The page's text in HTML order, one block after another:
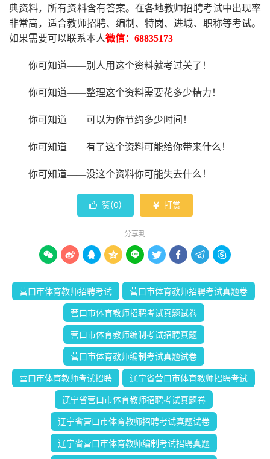
典资料，所有资料含有答案。在各地教师招聘考试中出现率
非常高，适合教师招聘、编制、特岗、进城、职称等考试。
如果需要可以联系本人微信： 68835173
你可知道——别人用这个资料就考过关了！
你可知道——整理这个资料需要花多少精力 ！
你可知道——可以为你节约多少时间！
你可知道——有了这个资料可能给你带来什么！
你可知道——没这个资料你可能失去什么 ！
 赞(0)  打赏
分享到
        
营口市体育教师招聘考试 营口市体育教师招聘考试真题卷
营口市体育教师招聘考试真题试卷
营口市体育教师编制考试招聘真题
营口市体育教师编制考试真题试卷
营口市体育教师考试招聘 辽宁省营口市体育教师招聘考试
辽宁省营口市体育教师招聘考试真题卷
辽宁省营口市体育教师招聘考试真题试卷
辽宁省营口市体育教师编制考试招聘真题